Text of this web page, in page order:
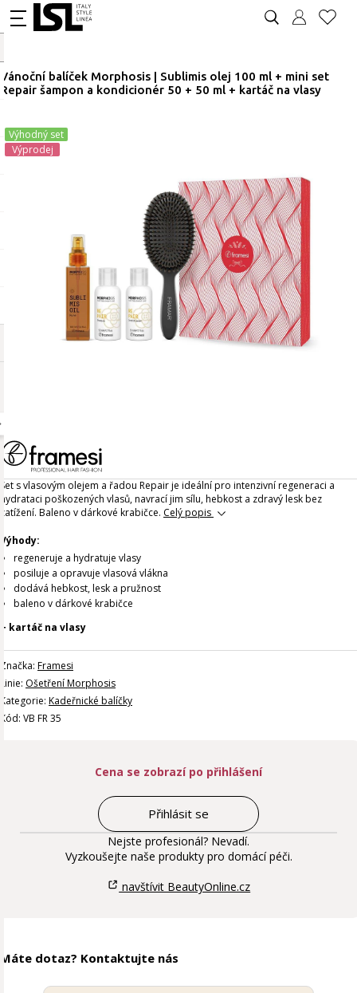
Vánoční balíček Morphosis | Sublimis olej 100 ml + mini set
Repair šampon a kondicionér 50 + 50 ml + kartáč na vlasy
Výhodný set
Výprodej
Set s vlasovým olejem a řadou Repair je ideální pro intenzivní regeneraci a
hydrataci poškozených vlasů, navrací jim sílu, hebkost a zdravý lesk bez
zatížení. Baleno v dárkové krabičce. Celý popis
Výhody:
regeneruje a hydratuje vlasy
posiluje a opravuje vlasová vlákna
dodává hebkost, lesk a pružnost
baleno v dárkové krabičce
+ kartáč na vlasy
Značka: Framesi
Linie: Ošetření Morphosis
Kategorie: Kadeřnické balíčky
Kód: VB FR 35
Cena se zobrazí po přihlášení
Přihlásit se
Nejste profesionál? Nevadí.
Vyzkoušejte naše produkty pro domácí péči.
navštívit BeautyOnline.cz
Máte dotaz? Kontaktujte nás